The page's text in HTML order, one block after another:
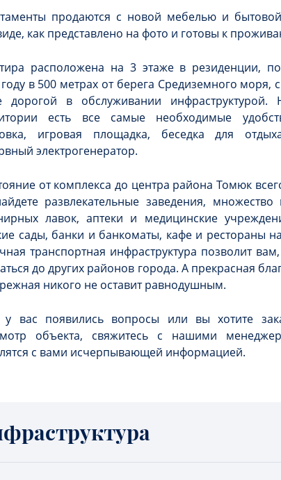
продаются с новой мебелью и
как представлено на фото и готовы к
расположена на 3 этаже в резиденции,
в 500 метрах от берега Средиземного моря,
в обслуживании инфраструктурой.
есть все самые необходимые
игровая площадка, беседка для
электрогенератор.
от комплекса до центра района Томюк
развлекательные заведения, множество
лавок, аптеки и медицинские
сады, банки и банкоматы, кафе и рестораны
транспортная инфраструктура позволит
до других районов города. А прекрасная
никого не оставит равнодушным.
у вас появились вопросы или вы хотите
объекта, свяжитесь с нашими
с вами исчерпывающей информацией.